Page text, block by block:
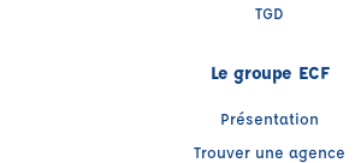
TGD
Le groupe ECF
Présentation
Trouver une agence